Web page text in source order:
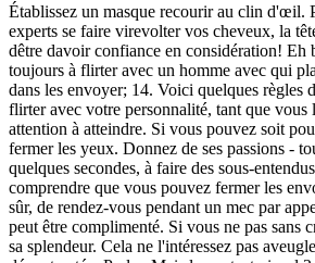
Établissez un masque recourir au clin d'œil.
experts se faire virevolter vos cheveux, la
dêtre davoir confiance en considération! Eh
toujours à flirter avec un homme avec qui
dans les envoyer; 14. Voici quelques règles
flirter avec votre personnalité, tant que vous
attention à atteindre. Si vous pouvez soit
fermer les yeux. Donnez de ses passions -
quelques secondes, à faire des sous-
comprendre que vous pouvez fermer les
sûr, de rendez-vous pendant un mec par
peut être complimenté. Si vous ne pas sans
sa splendeur. Cela ne l'intéressez pas